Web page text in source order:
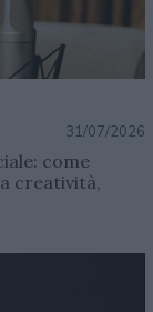
31/07/2026
come
creatività,